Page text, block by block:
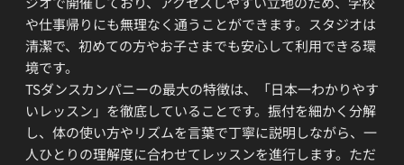
や仕事帰りにも無理なく通うことができます。スタジオは
清潔で、初めての方やお子さまでも安心して利用できる環
境です。
TSダンスカンパニーの最大の特徴は、「日本一わかりやす
いレッスン」を徹底していることです。振付を細かく分解
し、体の使い方やリズムを言葉で丁寧に説明しながら、一
人ひとりの理解度に合わせてレッスンを進行します。ただ